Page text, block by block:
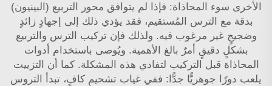
الأخرى سوء المحاذاة: فإذا لم يتوافق محور التربيع (البينيون)
بدقة مع الترس المُستقيم، فقد يؤدي ذلك إلى إجهادٍ زائدٍ
وضجيجٍ غير مرغوب فيه. ولذلك فإن تركيب الترس والتربيع
بشكلٍ دقيقٍ أمرٌ بالغ الأهمية. ويُوصى باستخدام أدوات
المحاذاة قبل التركيب لتفادي هذه المشكلة. كما أن التزييت
يلعب دورًا جوهريًّا جدًّا: ففي غياب تشحيمٍ كافٍ، تبدأ التروس